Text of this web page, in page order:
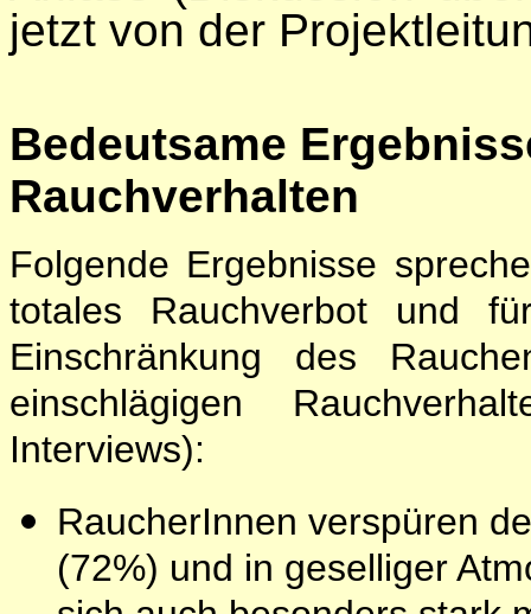
jetzt von der
Bedeutsame
Rauchverhalten
Folgende Ergebnisse
totales Rauchverbot und
Einschränkung des
einschlägigen
Interviews):
RaucherInnen verspüren
(72%) und in geselliger